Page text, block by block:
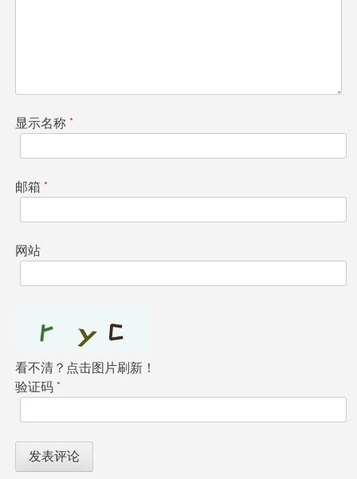
显示名称 *
邮箱 *
网站
看不清？点击图片刷新！
验证码 *